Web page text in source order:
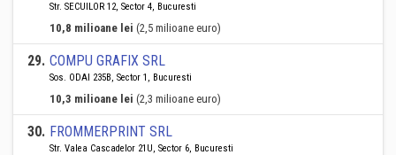
Str. SECUILOR 12, Sector 4, Bucuresti
10,8 milioane lei (2,5 milioane euro)
29. COMPU GRAFIX SRL
Sos. ODAI 235B, Sector 1, Bucuresti
10,3 milioane lei (2,3 milioane euro)
30. FROMMERPRINT SRL
Str. Valea Cascadelor 21U, Sector 6, Bucuresti